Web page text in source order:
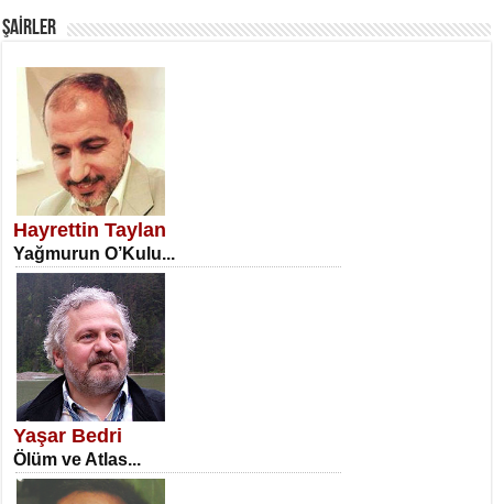
SATILMIŞ ÜMİT ÇETİNKAYA
Erkenlik...
NECLA DİLEK ARSLAN
Öğretmenler Günü Mahkemesi...
ŞAİRLER
Hayrettin Taylan
Yağmurun O’Kulu...
Yaşar Bedri
Ölüm ve Atlas...